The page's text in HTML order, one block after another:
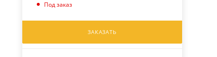
Под заказ
ЗАКАЗАТЬ